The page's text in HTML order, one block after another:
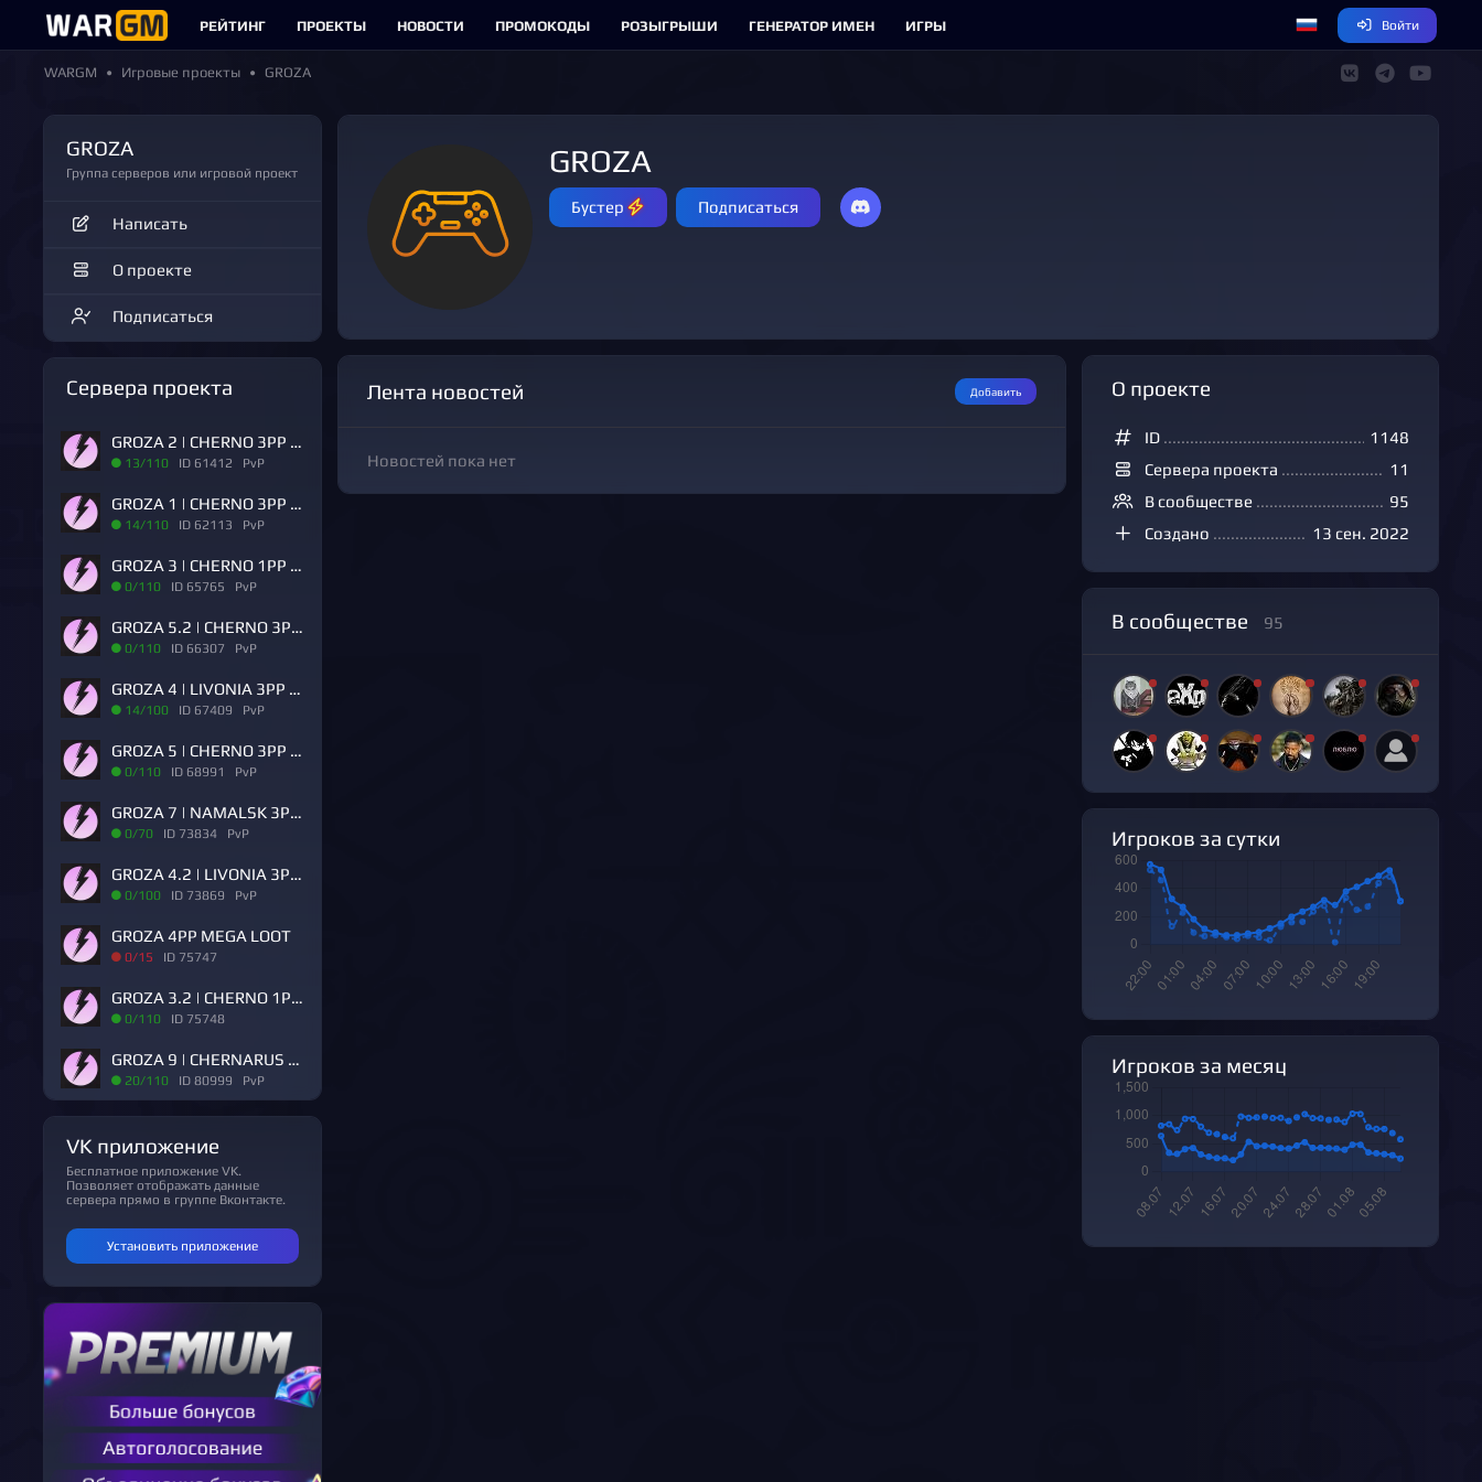
РЕЙТИНГ ПРОЕКТЫ НОВОСТИ ПРОМОКОДЫ РОЗЫГРЫШИ ГЕНЕРАТОР ИМЕН ИГРЫ Войти
WARGM Игровые проекты GROZA
GROZA
Группа серверов или игровой проект
Написать
О проекте
Подписаться
Сервера проекта
GROZA 2 | CHERNO 3PP | 6 MAX | RU | PVP
13/110 ID 61412 PvP
GROZA 1 | CHERNO 3PP | VANILLA++ | RU | PVP | WIPE 20.06
14/110 ID 62113 PvP
GROZA 3 | CHERNO 1PP | VANILLA++ | RU | PVP
0/110 ID 65765 PvP
GROZA 5.2 | CHERNO 3PP | Solo Duo Trio | RU | PVP
0/110 ID 66307 PvP
GROZA 4 | LIVONIA 3PP | VANILLA++ | RU | PVP
14/100 ID 67409 PvP
GROZA 5 | CHERNO 3PP | Solo Duo Trio | RU | PVP
0/110 ID 68991 PvP
GROZA 7 | NAMALSK 3PP | VANILLA++ | RU | PVP
0/70 ID 73834 PvP
GROZA 4.2 | LIVONIA 3PP | Solo Duo Trio | RU | PVP
0/100 ID 73869 PvP
GROZA 4PP MEGA LOOT
0/15 ID 75747
GROZA 3.2 | CHERNO 1PP | Solo Duo Trio
0/110 ID 75748
GROZA 9 | CHERNARUS 3PP | 4 MAX | RU | PVP
20/110 ID 80999 PvP
VK приложение
Бесплатное приложение VK.
Позволяет отображать данные
сервера прямо в группе Вконтакте.
Установить приложение
GROZA
Бустер Подписаться
Лента новостей Добавить
Новостей пока нет
О проекте
1148
ID
11
Сервера проекта
95
В сообществе
13 сен. 2022
Создано
В сообществе 95
Игроков за сутки
Игроков за месяц